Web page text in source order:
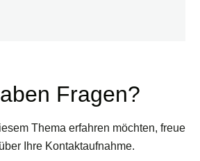
Fragen?
Thema erfahren möchten, freue
Ihre Kontaktaufnahme.